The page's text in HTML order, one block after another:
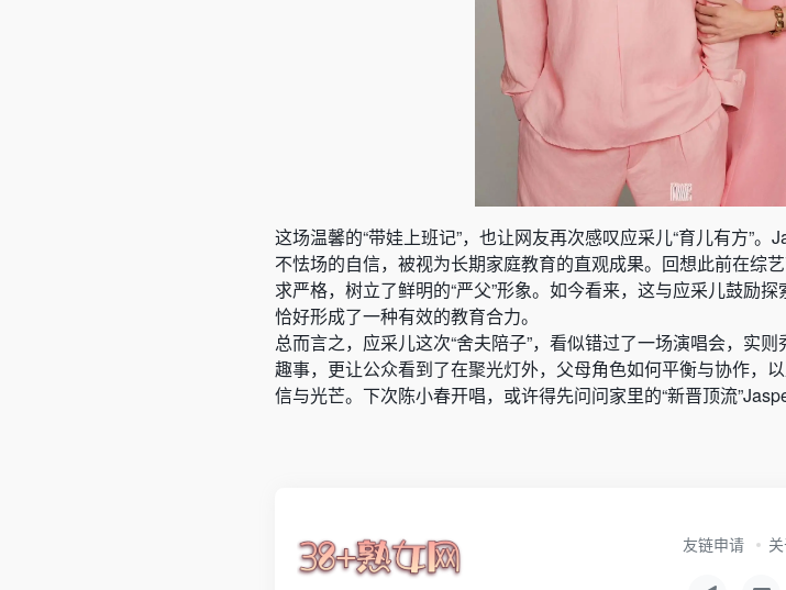
这场温馨的“带娃上班记”，也让网友再次感叹应采儿“育儿有方”
不怯场的自信，被视为长期家庭教育的直观成果。回想此前在综
求严格，树立了鲜明的“严父”形象。如今看来，这与应采儿鼓励探
恰好形成了一种有效的教育合力。
总而言之，应采儿这次“舍夫陪子”，看似错过了一场演唱会，实
趣事，更让公众看到了在聚光灯外，父母角色如何平衡与协作，
信与光芒。下次陈小春开唱，或许得先问问家里的“新晋顶流
友链申请